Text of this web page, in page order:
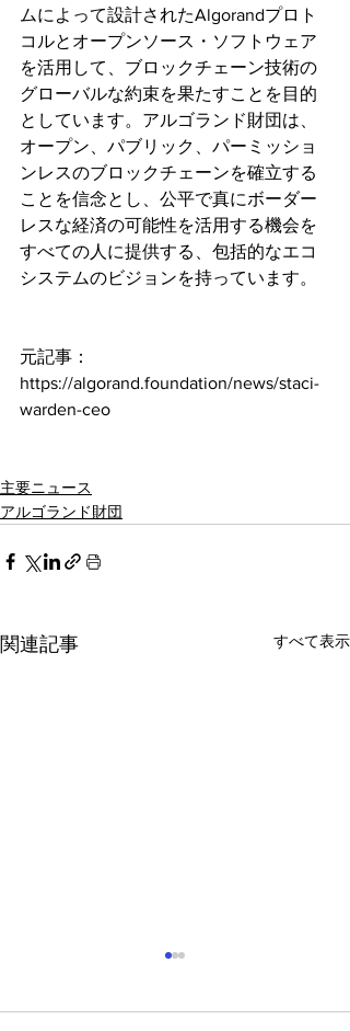
ムによって設計されたAlgorandプロト
コルとオープンソース・ソフトウェア
を活用して、ブロックチェーン技術の
グローバルな約束を果たすことを目的
としています。アルゴランド財団は、
オープン、パブリック、パーミッショ
ンレスのブロックチェーンを確立する
ことを信念とし、公平で真にボーダー
レスな経済の可能性を活用する機会を
すべての人に提供する、包括的なエコ
システムのビジョンを持っています。
元記事：
https://algorand.foundation/news/staci-
warden-ceo
主要ニュース
アルゴランド財団
関連記事 すべて表示